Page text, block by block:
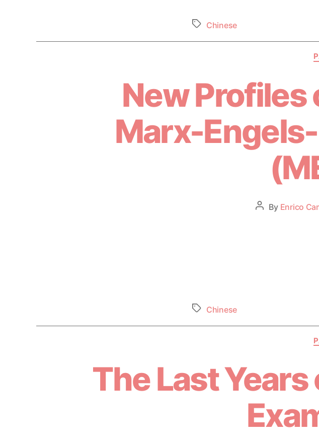
Chinese
New Profiles
Marx-
By Enrico
Chinese
The Last